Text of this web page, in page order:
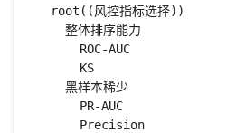
  root((风控指标选择))
    整体排序能力
      ROC-AUC
      KS
    黑样本稀少
      PR-AUC
      Precision